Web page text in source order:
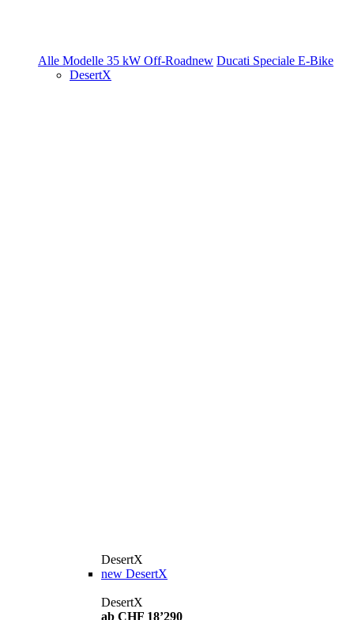
Alle Modelle 35 kW Off-Roadnew Ducati Speciale E-Bike
DesertX
DesertX
new DesertX
DesertX
ab CHF 18’290